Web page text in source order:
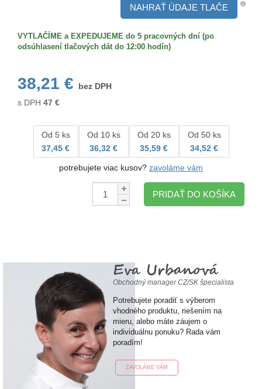
NAHRAŤ ÚDAJE TLAČE
VYTLAČÍME a EXPEDUJEME do 5 pracovných dní (po
odsúhlasení tlačových dát do 12:00 hodín)
38,21 €
bez DPH
s DPH 47 €
Od 5 ks
37,45 €
Od 10 ks
36,32 €
Od 20 ks
35,59 €
Od 50 ks
34,52 €
potrebujete viac kusov? zavoláme vám
Množstvo:
PRIDAŤ DO KOŠÍKA
Eva Urbanová
Obchodný manager CZ/SK špecialista
Potrebujete poradiť s výberom
vhodného produktu, riešením na
mieru, alebo máte záujem o
individuálnu ponuku? Rada vám
poradím!
ZAVOLÁME VÁM